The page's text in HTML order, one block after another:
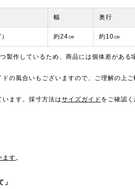
幅 奥行
約24㎝ 約10㎝
製作しているため、商品には個体差がある
の風合いもございますので、ご理解の上ご
ます。採寸方法はサイズガイド をご確認く
ます。
」